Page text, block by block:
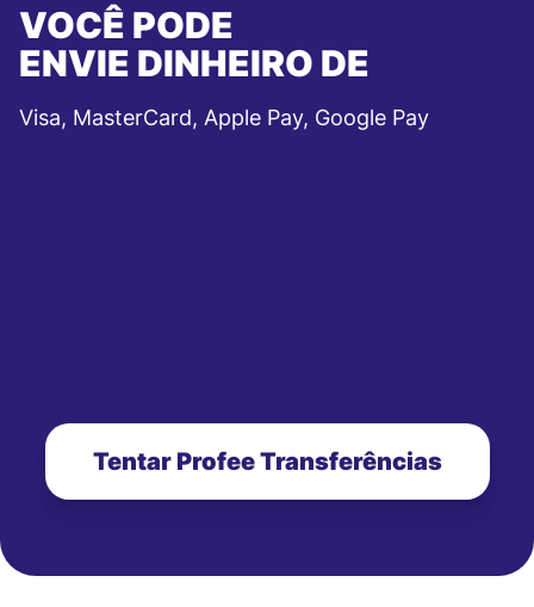
VOCÊ PODE
ENVIE DINHEIRO DE
Visa, MasterCard, Apple Pay, Google Pay
Tentar Profee Transferências